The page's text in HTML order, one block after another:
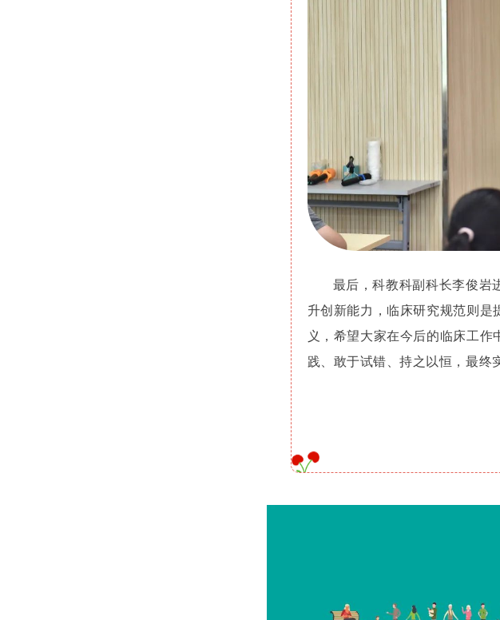
最后，科教科副科长李俊岩
升创新能力，临床研究规范则
义，希望大家在今后的临床工
践、敢于试错、持之以恒，最终